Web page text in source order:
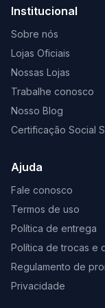
Institucional
Sobre nós
Lojas Oficiais
Nossas Lojas
Trabalhe conosco
Nosso Blog
Certificação Social
Ajuda
Fale conosco
Termos de uso
Política de entrega
Política de trocas e
Regulamento de
Privacidade